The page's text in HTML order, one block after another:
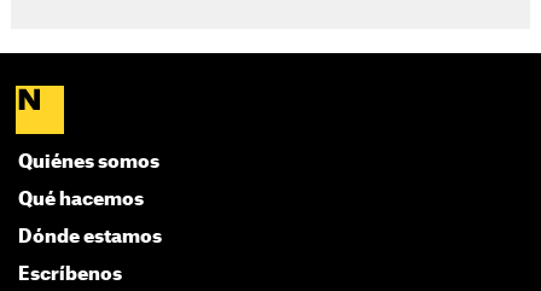
Quiénes somos
Qué hacemos
Dónde estamos
Escríbenos